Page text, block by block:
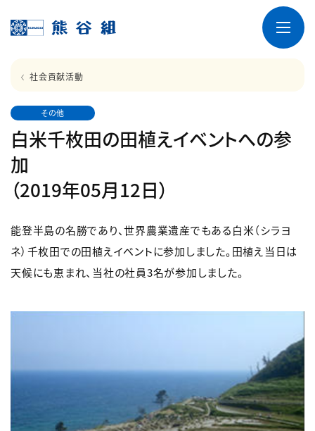
社会貢献活動
その他
白米千枚田の田植えイベントへの参
加
（2019年05月12日）
能登半島の名勝であり、世界農業遺産でもある白米（シラヨ
ネ）千枚田での田植えイベントに参加しました。田植え当日は
天候にも恵まれ、当社の社員3名が参加しました。